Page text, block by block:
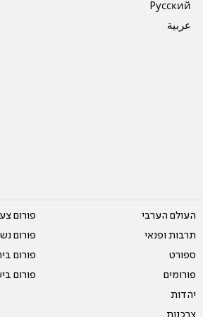
Pусский
عربية
העולם הערבי
תרבות ופנאי
ספורט
פורומים
יהדות
צרכנות
פורום
פורום
פורום
פורום